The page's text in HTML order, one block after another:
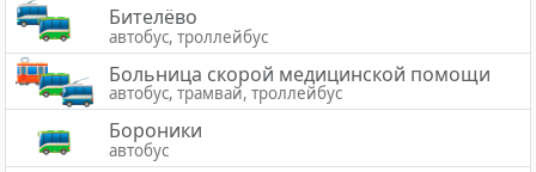
Бителёво
автобус, троллейбус
Больница скорой медицинской помощи
автобус, трамвай, троллейбус
Бороники
автобус